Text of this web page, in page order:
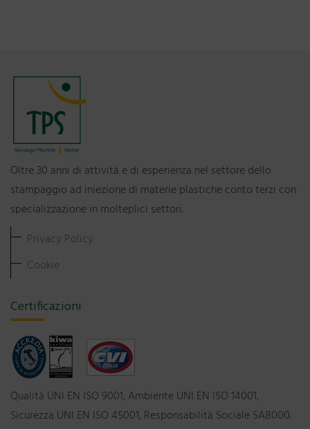
Oltre 30 anni di attività e di esperienza nel settore dello
stampaggio ad iniezione di materie plastiche conto terzi con
specializzazione in molteplici settori.
Privacy Policy
Cookie
Certificazioni
Qualità UNI EN ISO 9001, Ambiente UNI EN ISO 14001,
Sicurezza UNI EN ISO 45001, Responsabilità Sociale SA8000.